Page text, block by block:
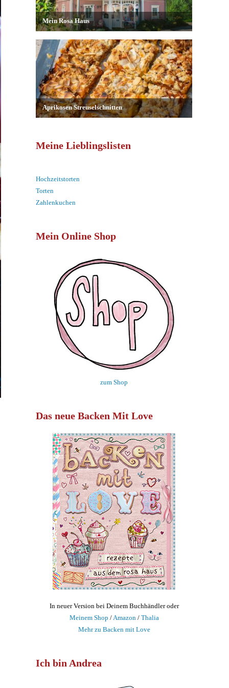
Meine Lieblingslisten
Hochzeitstorten
Torten
Zahlenkuchen
Mein Online Shop
zum Shop
Das neue Backen Mit Love
In neuer Version bei Deinem Buchhändler oder
Meinem Shop / Amazon / Thalia
Mehr zu Backen mit Love
Ich bin Andrea